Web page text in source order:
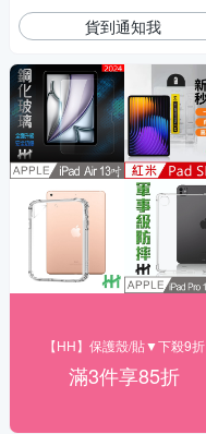
貨到通知我
【HH】保護殼/貼▼下殺9折
滿3件享85折